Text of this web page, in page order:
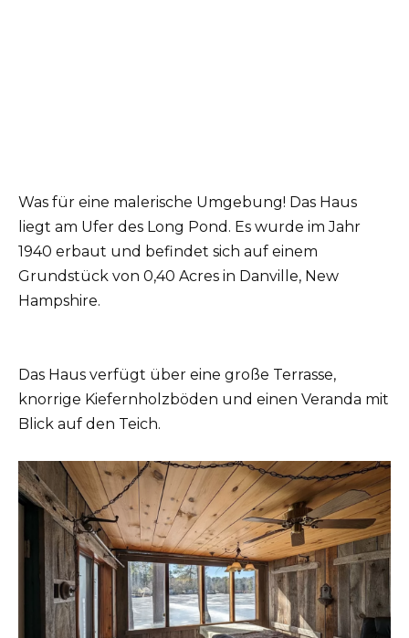
Was für eine malerische Umgebung! Das Haus
liegt am Ufer des Long Pond. Es wurde im Jahr
1940 erbaut und befindet sich auf einem
Grundstück von 0,40 Acres in Danville, New
Hampshire.
Das Haus verfügt über eine große Terrasse,
knorrige Kiefernholzböden und einen Veranda mit
Blick auf den Teich.